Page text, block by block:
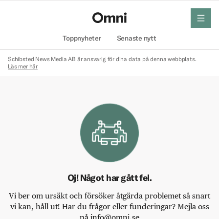
Toppnyheter Senaste nytt
meny
Schibsted News Media AB är ansvarig för dina data på denna webbplats.
Läs mer här
Oj! Något har gått fel.
Vi ber om ursäkt och försöker åtgärda problemet så snart
vi kan, håll ut! Har du frågor eller funderingar? Mejla oss